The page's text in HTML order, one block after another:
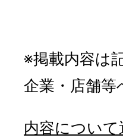
※掲載内容は
企業・店舗
内容につい